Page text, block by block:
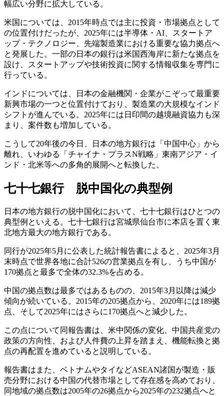
幅広い分野に拡大している。
米国については、2015年時点では主に投資・市場拠点として
の位置付けだったが、2025年には半導体・AI、スタートア
ップ・テクノロジー、先端製造業における重要な協力拠点へ
と発展した。一部の日本の銀行は米国西海岸に新たな拠点を
設け、スタートアップや技術投資に関する情報収集を専門に
行っている。
インドについては、日本の金融機関・企業がこぞって最重要
新興市場の一つと位置付けており、製造業の大規模なインド
シフトが進んでいる。2025年には日印間の越境融資協力も深
まり、案件数も増加している。
こうして20年後の今日、日本の地方銀行は「中国中心」から
離れ、いわゆる「チャイナ・プラスN戦略」東南アジア・イ
ンド・北米等への多角的展開へと転換した。
七十七銀行 脱中国化の典型例
日本の地方銀行の脱中国化において、七十七銀行はひとつの
典型例といえる。七十七銀行は宮城県仙台市に本店を置く東
北地方最大の地方銀行である。
同行が2025年5月に公表した統計報告書によると、2025年3月
末時点で世界各地に合計526の営業拠点を有し、うち中国が
170拠点と最多で全体の32.3%を占める。
中国の拠点数は最多ではあるものの、2015年3月以降は減少
傾向が続いている。2015年の205拠点から、2020年には189拠
点、そして2025年にはさらに170拠点へと減少した。
この点について同報告書は、米中関係の変化、中国共産党の
政策の方向性、および人件費の上昇を踏まえ、機能転換と拠
点の再配置を進めていると説明している。
報告書はまた、ベトナムやタイなどASEAN諸国が製造・販
売分野における中国の代替市場として存在感を高めており、
同地域の拠点数は2005年の26拠点から2025年の232拠点へと